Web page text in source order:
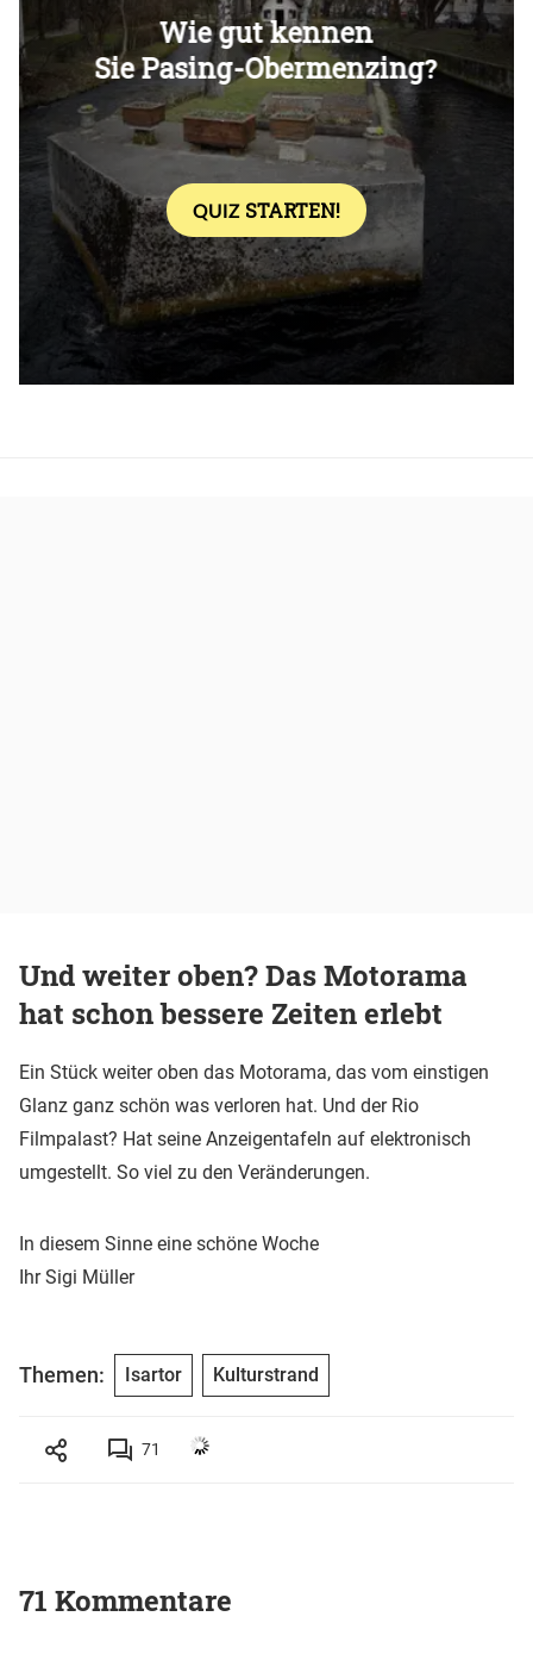
Und weiter oben? Das Motorama
hat schon bessere Zeiten erlebt
Ein Stück weiter oben das Motorama, das vom einstigen
Glanz ganz schön was verloren hat. Und der Rio
Filmpalast? Hat seine Anzeigentafeln auf elektronisch
umgestellt. So viel zu den Veränderungen.
In diesem Sinne eine schöne Woche
Ihr Sigi Müller
Themen: Isartor Kulturstrand
71
71 Kommentare